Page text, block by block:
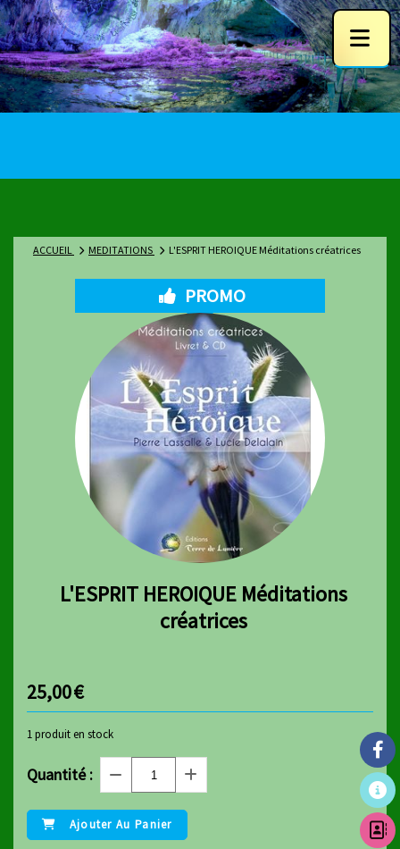
ACCUEIL MEDITATIONS L'ESPRIT HEROIQUE Méditations créatrices
PROMO
L'ESPRIT HEROIQUE Méditations
créatrices
25,00€
1produit en stock
Quantité :
Ajouter Au Panier